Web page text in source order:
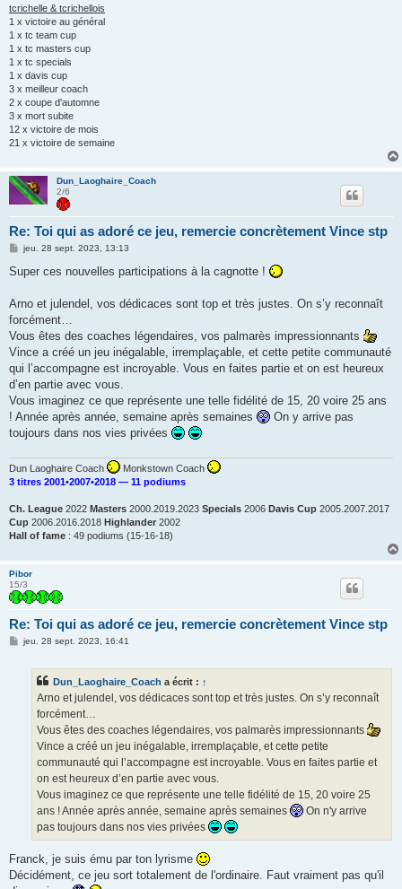
tcrichelle & tcrichellois
1 x victoire au général
1 x tc team cup
1 x tc masters cup
1 x tc specials
1 x davis cup
3 x meilleur coach
2 x coupe d'automne
3 x mort subite
12 x victoire de mois
21 x victoire de semaine
Dun_Laoghaire_Coach
2/6
Re: Toi qui as adoré ce jeu, remercie concrètement Vince stp
M
s
s
g
jeu. 28 sept. 2023, 13:13
Super ces nouvelles participations à la cagnotte !
Arno et julendel, vos dédicaces sont top et très justes. On s’y reconnaît
forcément…
Vous êtes des coaches légendaires, vos palmarès impressionnants
Vince a créé un jeu inégalable, irremplaçable, et cette petite communauté
qui l’accompagne est incroyable. Vous en faites partie et on est heureux
d’en partie avec vous.
Vous imaginez ce que représente une telle fidélité de 15, 20 voire 25 ans
! Année après année, semaine après semaines
On y arrive pas
toujours dans nos vies privées
Dun Laoghaire Coach
Monkstown Coach
3 titres 2001•2007•2018 — 11 podiums
Ch. League 2022 Masters 2000.2019.2023 Specials 2006 Davis Cup 2005.2007.2017
Cup 2006.2016.2018 Highlander 2002
Hall of fame : 49 podiums (15-16-18)
Pibor
15/3
Re: Toi qui as adoré ce jeu, remercie concrètement Vince stp
Mjeu. 28 sept. 2023, 16:41
Dun_Laoghaire_Coach a écrit : ↑
Arno et julendel, vos dédicaces sont top et très justes. On s’y reconnaît
forcément…
Vous êtes des coaches légendaires, vos palmarès impressionnants
Vince a créé un jeu inégalable, irremplaçable, et cette petite
communauté qui l’accompagne est incroyable. Vous en faites partie et
on est heureux d’en partie avec vous.
Vous imaginez ce que représente une telle fidélité de 15, 20 voire 25
ans ! Année après année, semaine après semaines
On n'y arrive
pas toujours dans nos vies privées
Franck, je suis ému par ton lyrisme
Décidément, ce jeu sort totalement de l'ordinaire. Faut vraiment pas qu'il